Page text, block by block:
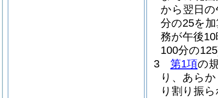
から翌日
分の25を
務が午後
100分の
3
第1項の
り、あら
り割り振